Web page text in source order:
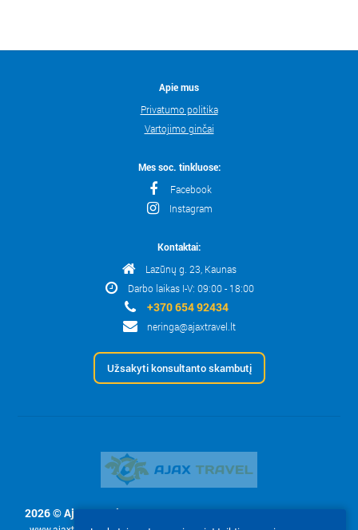
Apie mus
Privatumo politika
Vartojimo ginčai
Mes soc. tinkluose:
Facebook
Instagram
Kontaktai:
Lazūnų g. 23, Kaunas
Darbo laikas I-V: 09:00 - 18:00
+370 654 92434
neringa@ajaxtravel.lt
Užsakyti konsultanto skambutį
2026 © Ajax Travel, UAB